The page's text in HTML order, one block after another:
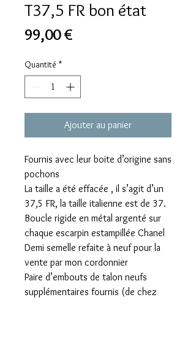
T37,5 FR bon état
99,00 €
Quantité *
Ajouter au panier
Fournis avec leur boite d’origine sans
pochons
La taille a été effacée , il s’agit d’un
37,5 FR, la taille italienne est de 37.
Boucle rigide en métal argenté sur
chaque escarpin estampillée Chanel
Demi semelle refaite à neuf pour la
vente par mon cordonnier
Paire d’embouts de talon neufs
supplémentaires fournis (de chez